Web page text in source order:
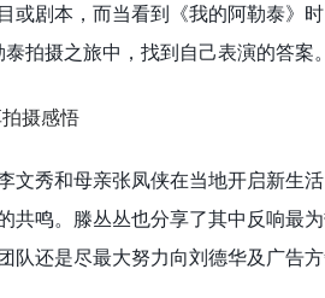
或剧本，而当看到《我的阿勒泰》
泰拍摄之旅中，找到自己表演的答案
文秀和母亲张凤侠在当地开启新生
鸣。滕丛丛也分享了其中反响最
还是尽最大努力向刘德华及广告